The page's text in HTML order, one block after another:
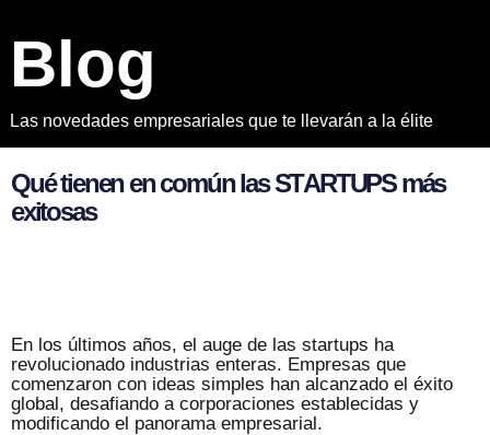
Blog
Las novedades empresariales que te llevarán a la élite
Quétienen en común lasSTARTUPS más
exitosas
En los últimos años, el auge de las startups ha
revolucionado industrias enteras. Empresas que
comenzaron con ideas simples han alcanzado el éxito
global, desafiando a corporaciones establecidas y
modificando el panorama empresarial.